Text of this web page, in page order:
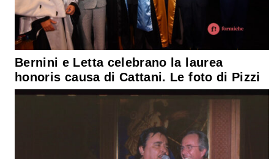
Bernini e Letta celebrano la laurea
honoris causa di Cattani. Le foto di Pizzi